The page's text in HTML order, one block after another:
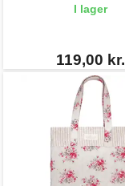
I lager
119,00 kr.